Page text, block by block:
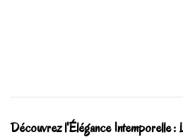
Découvrez l'Élégance Intemporelle